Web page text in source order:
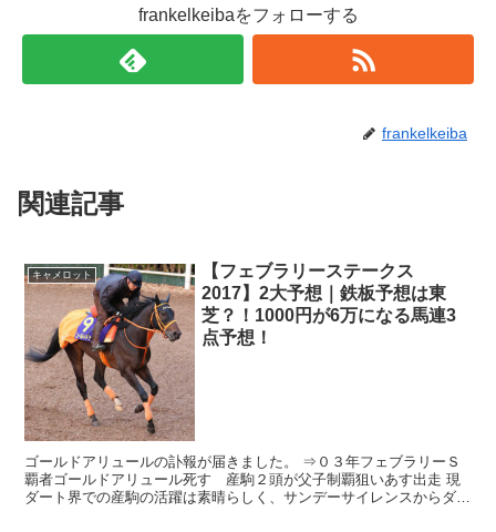
frankelkeibaをフォローする
frankelkeiba
関連記事
キャメロット
【フェブラリーステークス
2017】2大予想｜鉄板予想は東
芝？！1000円が6万になる馬連3
点予想！
ゴールドアリュールの訃報が届きました。 ⇒０３年フェブラリーＳ
覇者ゴールドアリュール死す 産駒２頭が父子制覇狙いあす出走 現
ダート界での産駒の活躍は素晴らしく、サンデーサイレンスからダー